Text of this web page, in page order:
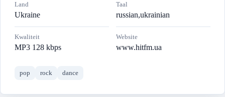
Land
Ukraine
Taal
russian,ukrainian
Kwaliteit
MP3 128 kbps
Website
www.hitfm.ua
pop rock dance